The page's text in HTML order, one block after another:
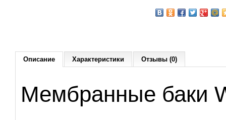
Описание Характеристики Отзывы (0)
Мембранные баки